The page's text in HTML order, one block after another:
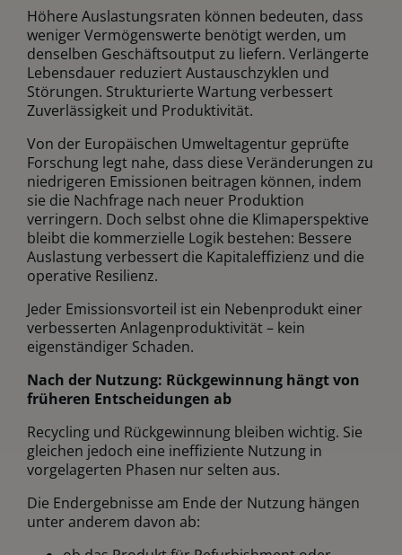
Höhere Auslastungsraten können bedeuten, dass
weniger Vermögenswerte benötigt werden, um
denselben Geschäftsoutput zu liefern. Verlängerte
Lebensdauer reduziert Austauschzyklen und
Störungen. Strukturierte Wartung verbessert
Zuverlässigkeit und Produktivität.
Von der Europäischen Umweltagentur geprüfte
Forschung legt nahe, dass diese Veränderungen zu
niedrigeren Emissionen beitragen können, indem
sie die Nachfrage nach neuer Produktion
verringern. Doch selbst ohne die Klimaperspektive
bleibt die kommerzielle Logik bestehen: Bessere
Auslastung verbessert die Kapitaleffizienz und die
operative Resilienz.
Jeder Emissionsvorteil ist ein Nebenprodukt einer
verbesserten Anlagenproduktivität – kein
eigenständiger Schaden.
Nach der Nutzung: Rückgewinnung hängt von
früheren Entscheidungen ab
Recycling und Rückgewinnung bleiben wichtig. Sie
gleichen jedoch eine ineffiziente Nutzung in
vorgelagerten Phasen nur selten aus.
Die Endergebnisse am Ende der Nutzung hängen
unter anderem davon ab: